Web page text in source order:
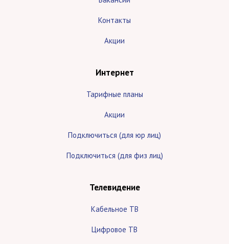
Контакты
Акции
Интернет
Тарифные планы
Акции
Подключиться (для юр лиц)
Подключиться (для физ лиц)
Телевидение
Кабельное ТВ
Цифровое ТВ